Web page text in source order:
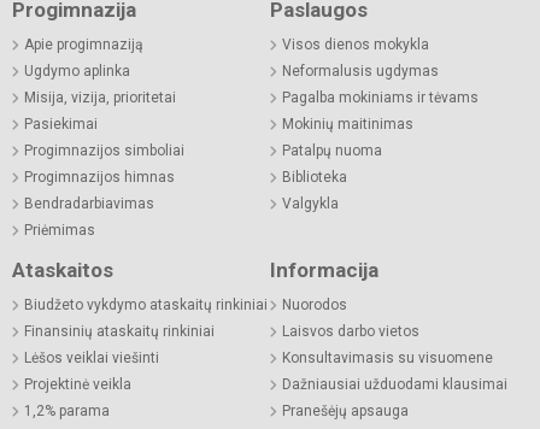
Progimnazija
Apie progimnaziją
Ugdymo aplinka
Misija, vizija, prioritetai
Pasiekimai
Progimnazijos simboliai
Progimnazijos himnas
Bendradarbiavimas
Priėmimas
Paslaugos
Visos dienos mokykla
Neformalusis ugdymas
Pagalba mokiniams ir tėvams
Mokinių maitinimas
Patalpų nuoma
Biblioteka
Valgykla
Ataskaitos
Biudžeto vykdymo ataskaitų rinkiniai
Finansinių ataskaitų rinkiniai
Lėšos veiklai viešinti
Projektinė veikla
1,2% parama
Informacija
Nuorodos
Laisvos darbo vietos
Konsultavimasis su visuomene
Dažniausiai užduodami klausimai
Pranešėjų apsauga